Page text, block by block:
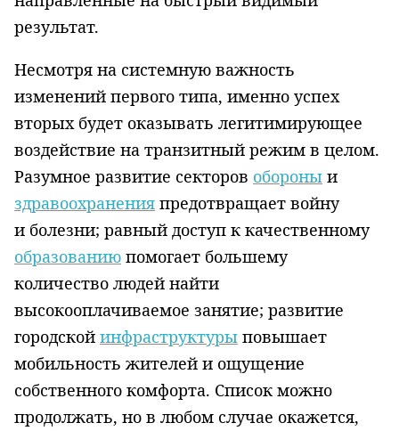
результат.
Несмотря на системную важность
изменений первого типа, именно успех
вторых будет оказывать легитимирующее
воздействие на транзитный режим в целом.
Разумное развитие секторов обороны и
здравоохранения предотвращает войну
и болезни; равный доступ к качественному
образованию помогает большему
количество людей найти
высокооплачиваемое занятие; развитие
городской инфраструктуры повышает
мобильность жителей и ощущение
собственного комфорта. Список можно
продолжать, но в любом случае окажется,